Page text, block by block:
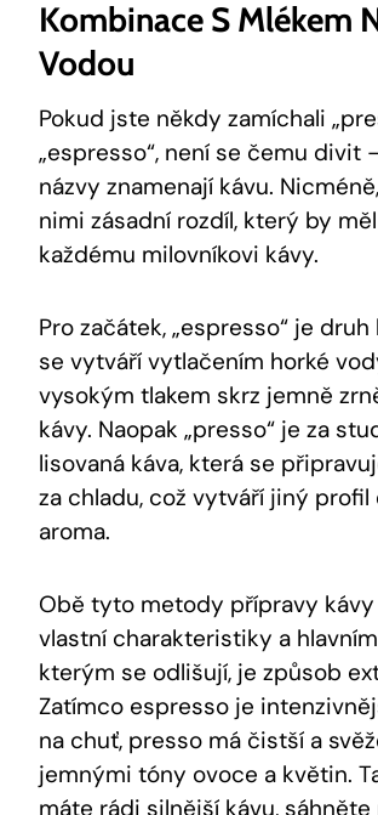
Kombinace S Mlékem
Vodou
Pokud jste někdy zamíchali
„espresso“, není se čemu divit
názvy znamenají kávu.
nimi zásadní rozdíl, který by
každému milovníkovi kávy.
Pro začátek, „espresso“ je
se vytváří vytlačením horké
vysokým tlakem skrz jemně
kávy. Naopak „presso“ je za
lisovaná káva, která se
za chladu, což vytváří jiný profil
aroma.
Obě tyto metody přípravy kávy
vlastní charakteristiky a
kterým se odlišují, je způsob
Zatímco espresso je
na chuť, presso má čistší a
jemnými tóny ovoce a květin.
máte rádi silnější kávu, sáhněte